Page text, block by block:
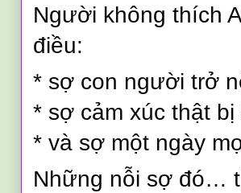
Người không thích
điều:
* sợ con người trở
* sợ cảm xúc thật
* và sợ một ngày
Những nỗi sợ đó…